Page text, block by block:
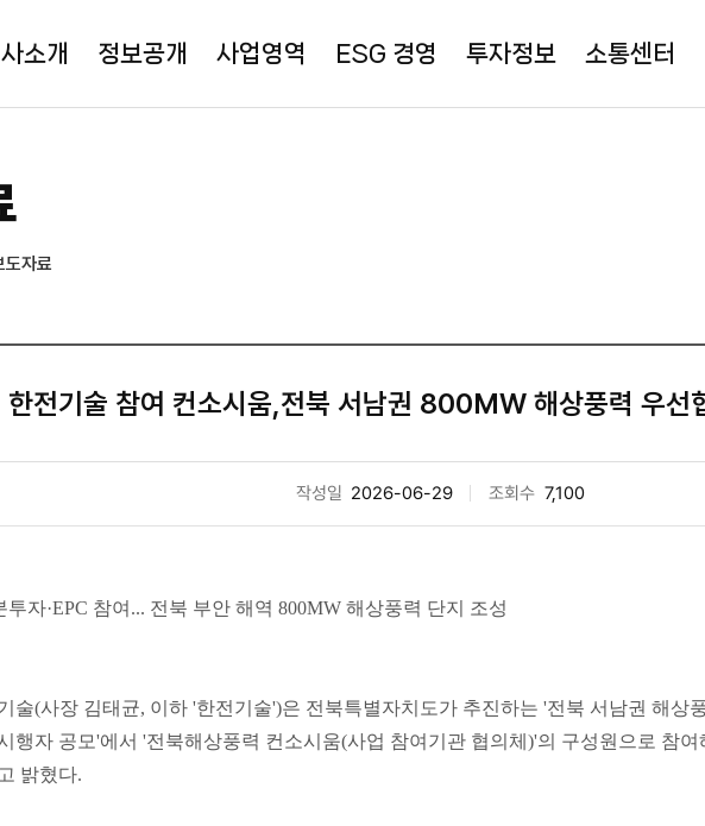
소개 정보공개 사업영역 ESG 경영 투자정보 소통센터
도자료
한전기술 참여 컨소시움,전북 서남권 800MW 해상풍력 우선
작성일 2026-06-29 조회수 7,100
투자·EPC 참여... 전북 부안 해역 800MW 해상풍력 단지 조성
술(사장 김태균, 이하 '한전기술')은 전북특별자치도가 추진하는 '전북 서남권 해상
행자 공모'에서 '전북해상풍력 컨소시움(사업 참여기관 협의체)'의 구성원으로 참여
밝혔다.